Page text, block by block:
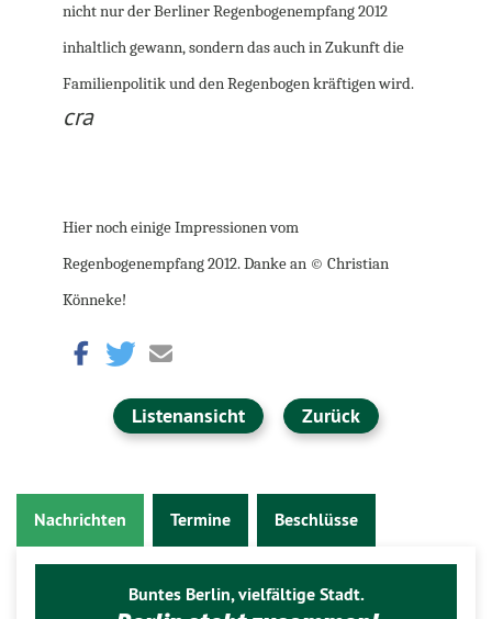
nicht nur der Berliner Regenbogenempfang 2012
inhaltlich gewann, sondern das auch in Zukunft die
Familienpolitik und den Regenbogen kräftigen wird.
cra
Hier noch einige Impressionen vom
Regenbogenempfang 2012. Danke an © Christian
Könneke!
Listenansicht Zurück
Nachrichten Termine Beschlüsse
Buntes Berlin, vielfältige Stadt.